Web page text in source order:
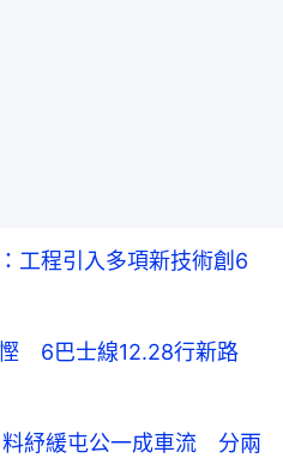
工程引入多項新技術創6
慳 6巴士線12.28行新路
紓緩屯公一成車流 分兩